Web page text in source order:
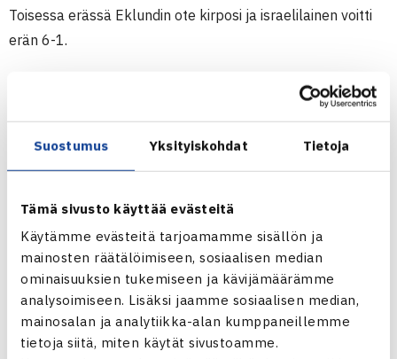
Suostumus Yksityiskohdat Tietoja
Tämä sivusto käyttää evästeitä
Käytämme evästeitä tarjoamamme sisällön ja
mainosten räätälöimiseen, sosiaalisen median
ominaisuuksien tukemiseen ja kävijämäärämme
analysoimiseen. Lisäksi jaamme sosiaalisen median,
mainosalan ja analytiikka-alan kumppaneillemme
tietoja siitä, miten käytät sivustoamme.
Toisessa erässä Eklundin ote kirposi ja israelilainen voitti
erän 6-1.
Kaksinpelin karsinta
2.kierrosta: Eklund – Anastasia Pribylova Venäjä (12.)
67(2) 61 76(3)
3.kierrosta (voittajat pääsarjaan): Deniz Khazaniuk Israel
(1.) 76(1) 61
Turnaus verkossa
Mia Eklundin verkkosivut